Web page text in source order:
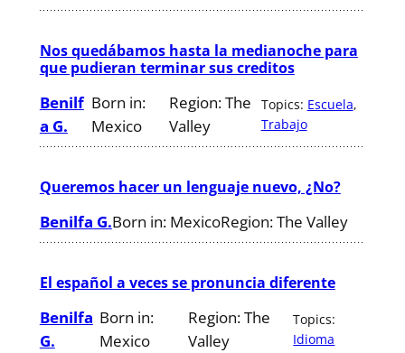
Nos quedábamos hasta la medianoche para
que pudieran terminar sus creditos
Benilf
a G.
Born in:
Mexico
Region:The
Valley
Topics: Escuela
Trabajo
Queremos hacer un lenguaje nuevo, ¿No?
Benilfa G.Born in: MexicoRegion:The Valley
El español a veces se pronuncia diferente
Benilfa
G.
Born in:
Mexico
Region:The
Valley
Topics:
Idioma